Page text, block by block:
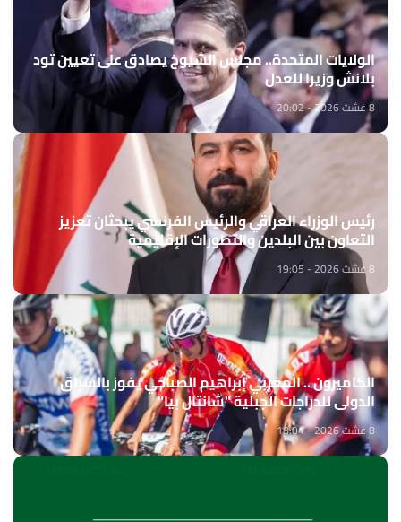
الولايات المتحدة.. مجلس الشيوخ يصادق على تعيين تود
بلانش وزيرا للعدل
8 غشت 2026 - 20:02
رئيس الوزراء العراقي والرئيس الفرنسي يبحثان تعزيز
التعاون بين البلدين والتطورات الإقليمية
8 غشت 2026 - 19:05
الكاميرون .. المغربي إبراهيم الصباحي يفوز بالسباق
الدولي للدراجات الجبلية "شانتال بيا"
8 غشت 2026 - 18:04